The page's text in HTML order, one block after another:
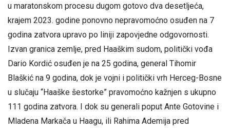
u maratonskom procesu dugom gotovo dva desetljeća,
krajem 2023. godine ponovno nepravomoćno osuđen na 7
godina zatvora upravo po liniji zapovjedne odgovornosti.
Izvan granica zemlje, pred Haaškim sudom, politički vođa
Dario Kordić osuđen je na 25 godina, general Tihomir
Blaškić na 9 godina, dok je vojni i politički vrh Herceg-Bosne
u slučaju “Haaške šestorke” pravomoćno kažnjen s ukupno
111 godina zatvora. I dok su generali poput Ante Gotovine i
Mladena Markača u Haagu, ili Rahima Ademija pred